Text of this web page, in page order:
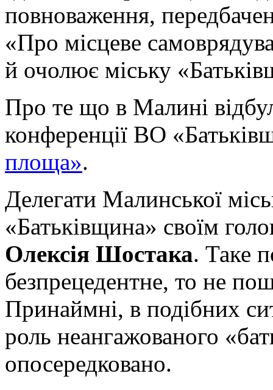
повноваження,
«Про місцеве
й очолює міську
Про те що в Малині
конференції ВО
площа».
Делегати Малинської
«Батьківщина» своїм
Олексія Шостака. Таке
безпрецедентне, то не
Принаймні, в подібних
роль неангажованого
опосередковано.